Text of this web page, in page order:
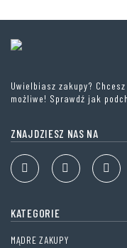
Uwielbiasz zakupy?
możliwe! Sprawdź jak
ZNAJDZIESZ NAS NA
KATEGORIE
MĄDRE ZAKUPY